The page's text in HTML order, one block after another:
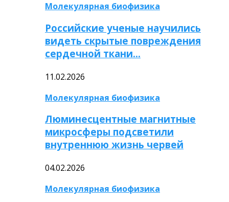
Молекулярная биофизика
Российские ученые научились
видеть скрытые повреждения
сердечной ткани…
11.02.2026
Молекулярная биофизика
Люминесцентные магнитные
микросферы подсветили
внутреннюю жизнь червей
04.02.2026
Молекулярная биофизика